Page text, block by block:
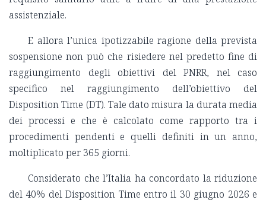
assistenziale.
E allora l’unica ipotizzabile ragione della prevista
sospensione non può che risiedere nel predetto fine di
raggiungimento degli obiettivi del PNRR, nel caso
specifico nel raggiungimento dell’obiettivo del
Disposition Time (DT). Tale dato misura la durata media
dei processi e che è calcolato come rapporto tra i
procedimenti pendenti e quelli definiti in un anno,
moltiplicato per 365 giorni.
Considerato che l’Italia ha concordato la riduzione
del 40% del Disposition Time entro il 30 giugno 2026 e